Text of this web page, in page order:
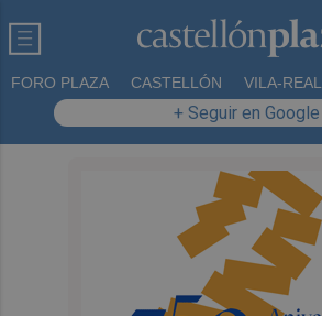
FORO PLAZA CASTELLÓN VILA-REAL
+ Seguir en Google